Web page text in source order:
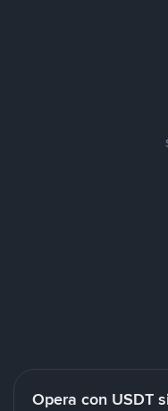
Opera con USDT